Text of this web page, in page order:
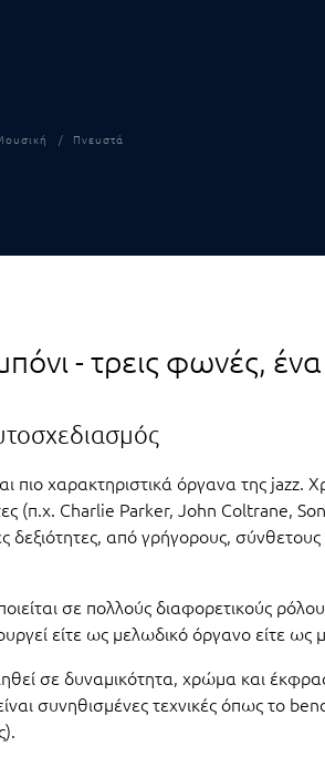
Πνευστά
- τρεις φωνές,
πιο χαρακτηριστικά όργανα της jazz.
(π.χ. Charlie Parker, John Coltrane,
δεξιότητες, από γρήγορους,
σε πολλούς διαφορετικούς
είτε ως μελωδικό όργανο είτε ως
σε δυναμικότητα, χρώμα και
συνηθισμένες τεχνικές όπως το